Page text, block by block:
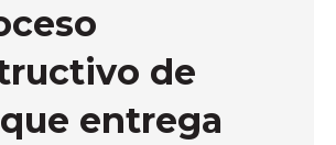
de
entrega